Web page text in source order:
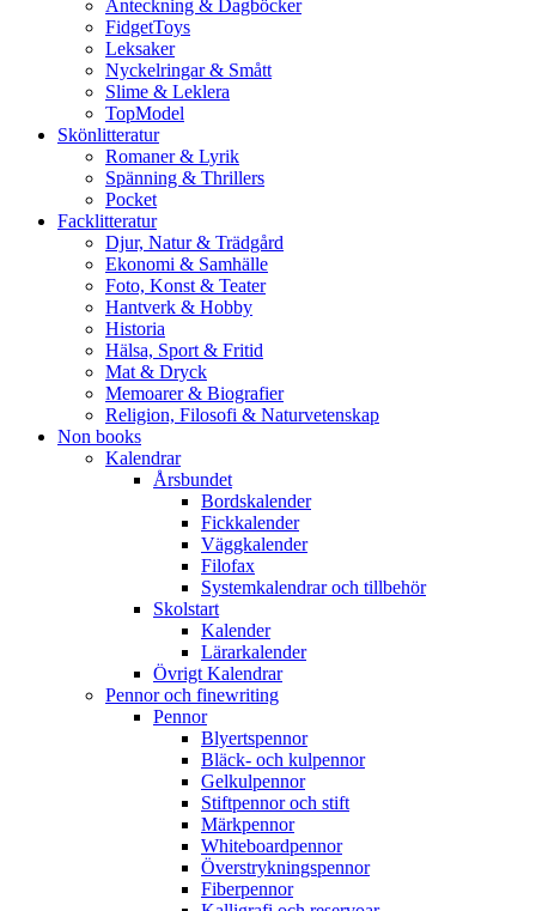
Anteckning & Dagböcker
FidgetToys
Leksaker
Nyckelringar & Smått
Slime & Leklera
TopModel
Skönlitteratur
Romaner & Lyrik
Spänning & Thrillers
Pocket
Facklitteratur
Djur, Natur & Trädgård
Ekonomi & Samhälle
Foto, Konst & Teater
Hantverk & Hobby
Historia
Hälsa, Sport & Fritid
Mat & Dryck
Memoarer & Biografier
Religion, Filosofi & Naturvetenskap
Non books
Kalendrar
Årsbundet
Bordskalender
Fickkalender
Väggkalender
Filofax
Systemkalendrar och tillbehör
Skolstart
Kalender
Lärarkalender
Övrigt Kalendrar
Pennor och finewriting
Pennor
Blyertspennor
Bläck- och kulpennor
Gelkulpennor
Stiftpennor och stift
Märkpennor
Whiteboardpennor
Överstrykningspennor
Fiberpennor